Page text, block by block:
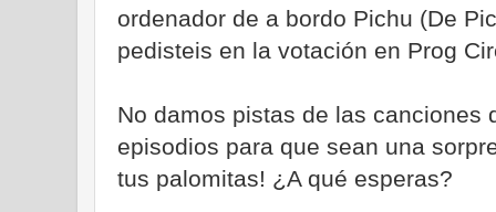
ordenador de a bordo Pichu (De
pedisteis en la votación en Prog
No damos pistas de las canciones
episodios para que sean una
tus palomitas! ¿A qué esperas?